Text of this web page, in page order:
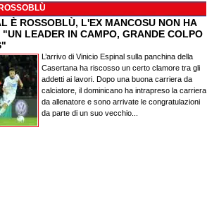
È ROSSOBLÙ, L'EX MANCOSU NON HA
"UN LEADER IN CAMPO, GRANDE COLPO
L’arrivo di Vinicio Espinal sulla panchina della
Casertana ha riscosso un certo clamore tra gli
addetti ai lavori. Dopo una buona carriera da
calciatore, il dominicano ha intrapreso la carriera
da allenatore e sono arrivate le congratulazioni
da parte di un suo vecchio...